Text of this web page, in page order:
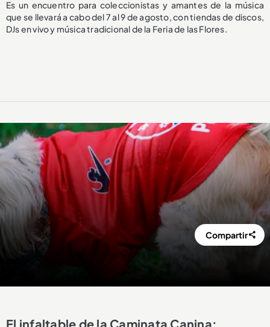
Es un encuentro para coleccionistas y amantes de la música
que se llevará a cabo del 7 al 9 de agosto, con tiendas de discos,
DJs en vivo y música tradicional de la Feria de las Flores.
Compartir
El infaltable de la Caminata Canina: